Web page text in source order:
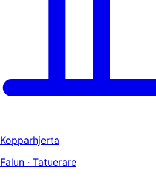
Kopparhjerta
Falun · Tatuerare